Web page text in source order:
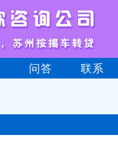
问答 联系